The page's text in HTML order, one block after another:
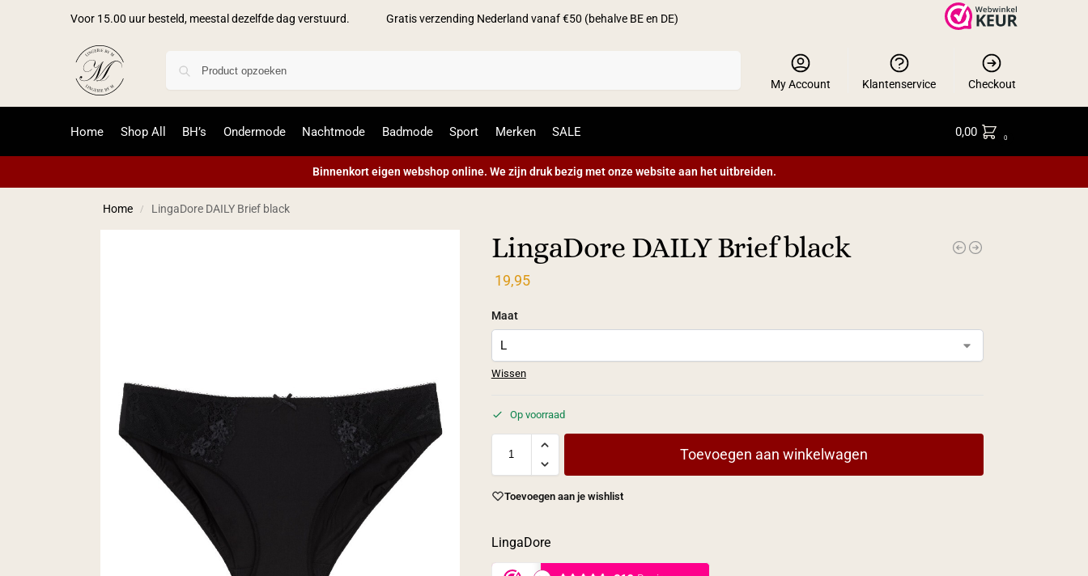
Voor 15.00 uur besteld, meestal dezelfde dag verstuurd. Gratis verzending Nederland vanaf €50 (behalve BE en DE)
My Account Klantenservice Checkout
Home Shop All BH’s Ondermode Nachtmode Badmode Sport Merken SALE 0,00 0
Binnenkort eigen webshop online. We zijn druk bezig met onze website aan het uitbreiden.
Home / LingaDore DAILY Brief black
LingaDore DAILY Brief black
19,95
Maat
Wissen
Op voorraad
Toevoegen aan winkelwagen
Toevoegen aan je wishlist
LingaDore